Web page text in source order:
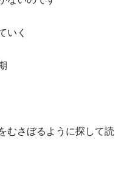
いく
むさぼるように探して読